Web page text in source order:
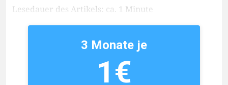
Lesedauer des Artikels: ca. 1 Minute
3 Monate je
1€